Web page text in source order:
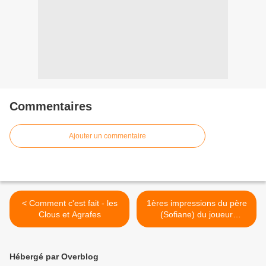
Commentaires
Ajouter un commentaire
< Comment c'est fait - les
Clous et Agrafes
1ères impressions du père
(Sofiane) du joueur
international Algérien
Hébergé par Overblog